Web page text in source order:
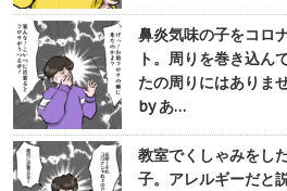
鼻炎気味の子をコロ
ト。周りを巻き込ん
たの周りにはありま
by あ…
教室でくしゃみをし
子。アレルギーだと